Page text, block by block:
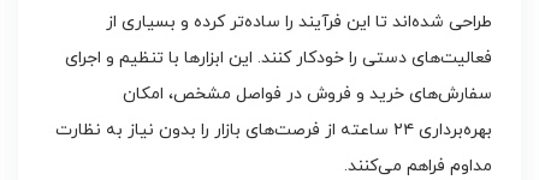
طراحی شده‌اند تا این فرآیند را ساده‌تر کرده و بسیاری از
فعالیت‌های دستی را خودکار کنند. این ابزارها با تنظیم و اجرای
سفارش‌های خرید و فروش در فواصل مشخص، امکان
بهره‌برداری ۲۴ ساعته از فرصت‌های بازار را بدون نیاز به نظارت
مداوم فراهم می‌کنند.